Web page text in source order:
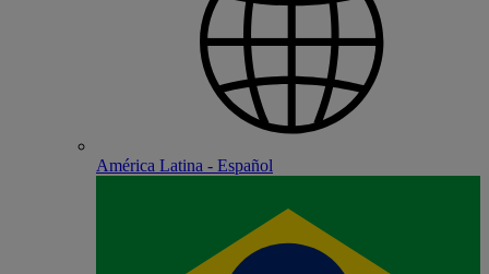
América Latina - Español